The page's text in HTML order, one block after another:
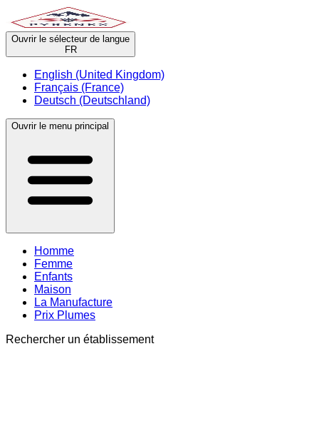
Ouvrir le sélecteur de langue
FR
English (United Kingdom)
Français (France)
Deutsch (Deutschland)
Ouvrir le menu principal
Homme
Femme
Enfants
Maison
La Manufacture
Prix Plumes
Rechercher un établissement